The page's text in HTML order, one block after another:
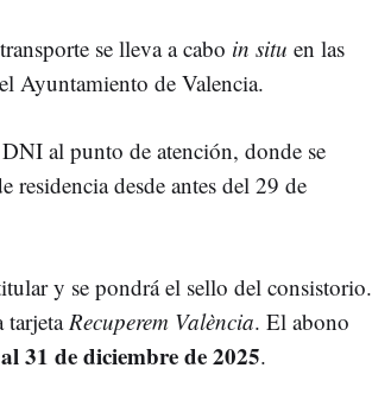
se lleva a cabo in situ en las
Ayuntamiento de Valencia.
al punto de atención, donde se
desde antes del 29 de
y se pondrá el sello del consistorio.
tarjeta Recuperem València. El abono
31 de diciembre de 2025.